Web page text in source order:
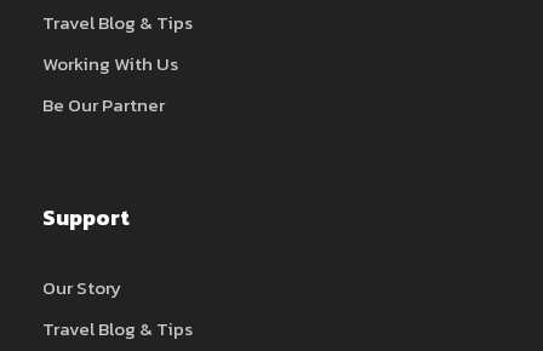
Travel Blog & Tips
Working With Us
Be Our Partner
Support
Our Story
Travel Blog & Tips